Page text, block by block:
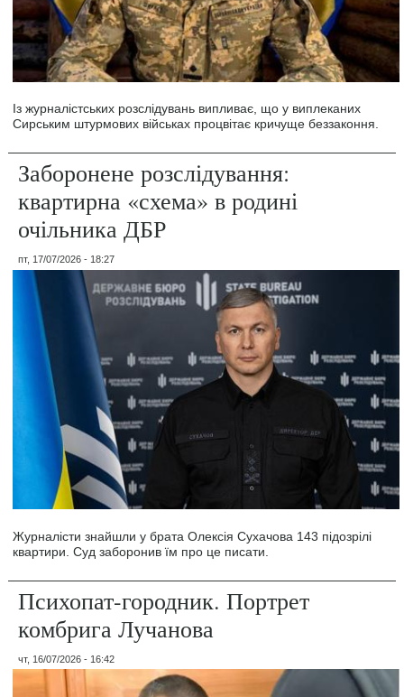
Із журналістських розслідувань випливає, що у виплеканих
Сирським штурмових військах процвітає кричуще беззаконня.
Заборонене розслідування:
квартирна «схема» в родині
очільника ДБР
пт, 17/07/2026 - 18:27
Журналісти знайшли у брата Олексія Сухачова 143 підозрілі
квартири. Суд заборонив їм про це писати.
Психопат-городник. Портрет
комбрига Лучанова
чт, 16/07/2026 - 16:42